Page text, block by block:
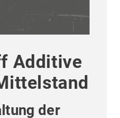
Additive
der